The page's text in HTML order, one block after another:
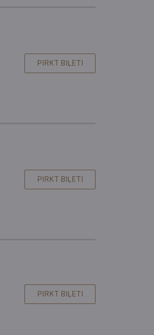
PIRKT BIĻETI
PIRKT BIĻETI
PIRKT BIĻETI